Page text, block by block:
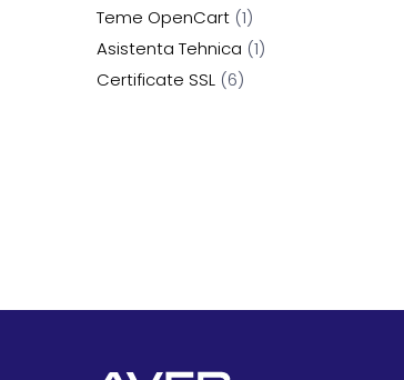
Teme OpenCart 1
Asistenta Tehnica 1
Certificate SSL 6